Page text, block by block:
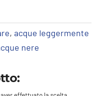
, acque leggermente
nere